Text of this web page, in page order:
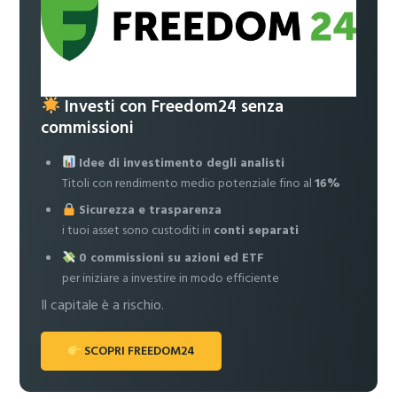
Investi con Freedom24 senza
commissioni
Idee di investimento degli analisti
Titoli con rendimento medio potenziale fino al16%
Sicurezza e trasparenza
i tuoi asset sono custoditi in conti separati
0 commissioni su azioni ed ETF
per iniziare a investire in modo efficiente
Il capitale è a rischio.
SCOPRI FREEDOM24